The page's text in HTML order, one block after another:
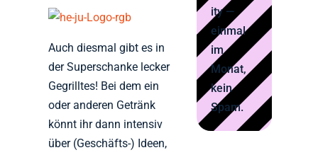
Auch diesmal gibt es in
der Superschanke lecker
Gegrilltes! Bei dem ein
oder anderen Getränk
könnt ihr dann intensiv
über (Geschäfts-) Ideen,
ity —
einmal
im
Monat,
kein
Spam.